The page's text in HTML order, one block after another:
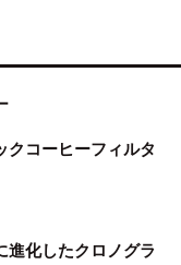
クコーヒーフィルタ
進化したクロノグラ